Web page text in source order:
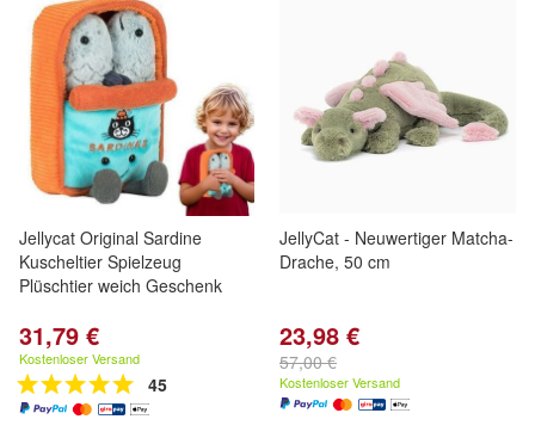
Jellycat Original Sardine
Kuscheltier Spielzeug
Plüschtier weich Geschenk
31,79 €
Kostenloser Versand
45
JellyCat - Neuwertiger Matcha-
Drache, 50 cm
23,98 €
57,00 €
Kostenloser Versand